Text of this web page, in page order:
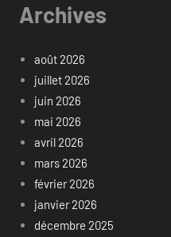
Archives
août 2026
juillet 2026
juin 2026
mai 2026
avril 2026
mars 2026
février 2026
janvier 2026
décembre 2025